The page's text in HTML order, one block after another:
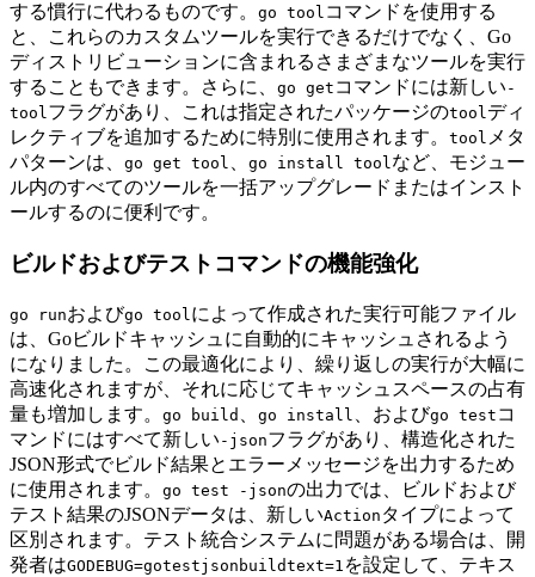
する慣行に代わるものです。 go tool コマンドを使用する
と、これらのカスタムツールを実行できるだけでなく、Go
ディストリビューションに含まれるさまざまなツールを実行
することもできます。さらに、 go get コマンドには新しい -
toolフラグがあり、これは指定されたパッケージのtoolディ
レクティブを追加するために特別に使用されます。 tool メタ
パターンは、 go get tool 、 go install toolなど、モジュー
ル内のすべてのツールを一括アップグレードまたはインスト
ールするのに便利です。
ビルドおよびテストコマンドの機能強化
go runおよびgo tool によって作成された実行可能ファイル
は、Goビルドキャッシュに自動的にキャッシュされるよう
になりました。この最適化により、繰り返しの実行が大幅に
高速化されますが、それに応じてキャッシュスペースの占有
量も増加します。 go build go install 、およびgo test コ
マンドにはすべて新しい -jsonフラグがあり、構造化された
JSON形式でビルド結果とエラーメッセージを出力するため
に使用されます。 go test -jsonの出力では、ビルドおよび
テスト結果のJSONデータは、新しいAction タイプによって
区別されます。テスト統合システムに問題がある場合は、開
発者はGODEBUG=gotestjsonbuildtext=1 を設定して、テキス